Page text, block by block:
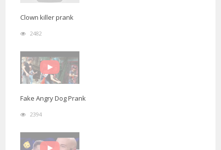
Clown killer prank
2482
Fake Angry Dog Prank
2394